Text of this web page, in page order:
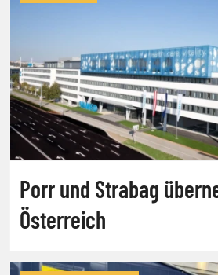
Porr und Strabag
Österreich